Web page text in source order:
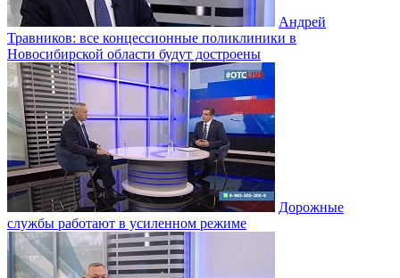
Андрей
Травников: все концессионные поликлиники в
Новосибирской области будут достроены
Дорожные
службы работают в усиленном режиме